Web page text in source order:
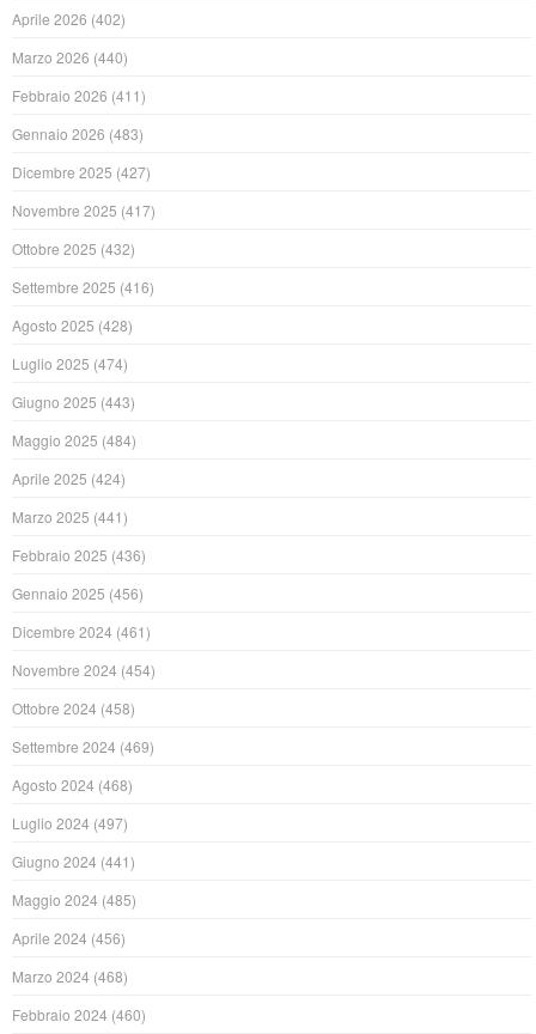
Aprile 2026 (402)
Marzo 2026 (440)
Febbraio 2026 (411)
Gennaio 2026 (483)
Dicembre 2025 (427)
Novembre 2025 (417)
Ottobre 2025 (432)
Settembre 2025 (416)
Agosto 2025 (428)
Luglio 2025 (474)
Giugno 2025 (443)
Maggio 2025 (484)
Aprile 2025 (424)
Marzo 2025 (441)
Febbraio 2025 (436)
Gennaio 2025 (456)
Dicembre 2024 (461)
Novembre 2024 (454)
Ottobre 2024 (458)
Settembre 2024 (469)
Agosto 2024 (468)
Luglio 2024 (497)
Giugno 2024 (441)
Maggio 2024 (485)
Aprile 2024 (456)
Marzo 2024 (468)
Febbraio 2024 (460)